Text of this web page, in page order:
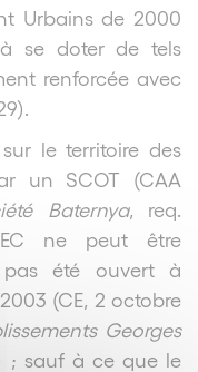
Urbains de 2000
se doter de tels
renforcée avec
le territoire des
un SCOT (CAA
Baternya, req.
ne peut être
pas été ouvert à
(CE, 2 octobre
Georges
; sauf à ce que le